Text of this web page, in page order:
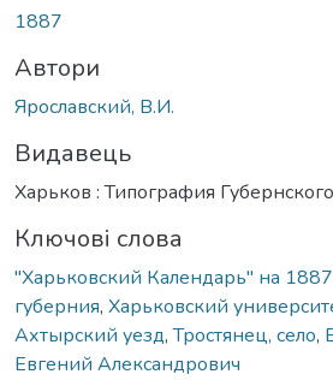
1887
Автори
Ярославский, В.И.
Видавець
Харьков : Типография
Ключові слова
"Харьковский Календарь" на
губерния, Харьковский
Ахтырский уезд,Тростянец, село,
Евгений Александрович